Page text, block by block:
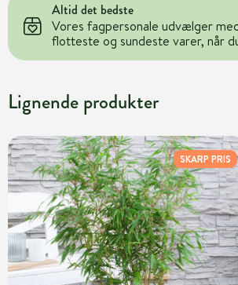
Altid det bedste
Vores fagpersonale udvælger
flotteste og sundeste varer, når
Lignende produkter
SKARP PRIS